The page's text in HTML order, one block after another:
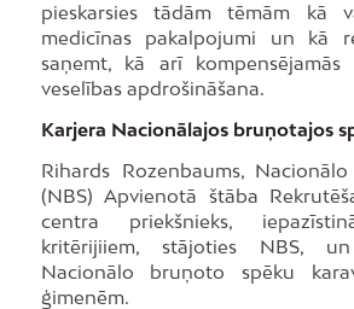
pieskarsies tādām tēmām kā
medicīnas pakalpojumi un kā
saņemt, kā arī
veselības apdrošināšana.
Karjera Nacionālajos bruņotajos
Rihards Rozenbaums,
(NBS) Apvienotā štāba
centra priekšnieks,
kritērijiiem, stājoties NBS, un
Nacionālo bruņoto spēku
ģimenēm.